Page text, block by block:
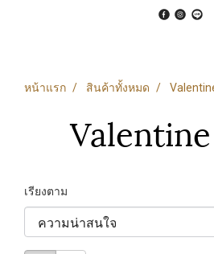
หน้าแรก สินค้าทั้งหมด
เรียงตาม